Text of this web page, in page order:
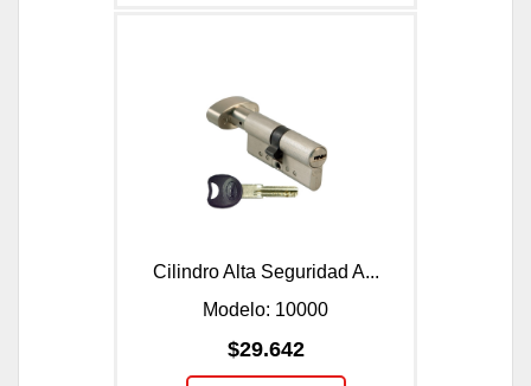
Cilindro Alta Seguridad A...
Modelo: 10000
$29.642